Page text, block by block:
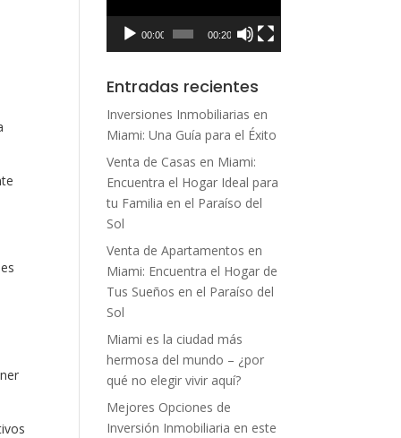
00:00 00:20
Entradas recientes
Inversiones Inmobiliarias en
Miami: Una Guía para el Éxito
Venta de Casas en Miami:
Encuentra el Hogar Ideal para
tu Familia en el Paraíso del
Sol
Venta de Apartamentos en
Miami: Encuentra el Hogar de
Tus Sueños en el Paraíso del
Sol
Miami es la ciudad más
hermosa del mundo – ¿por
qué no elegir vivir aquí?
Mejores Opciones de
Inversión Inmobiliaria en este